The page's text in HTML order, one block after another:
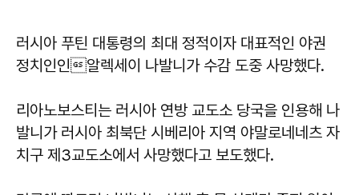
러시아 푸틴 대통령의 최대 정적이자 대표적인 야권
정치인인알렉세이 나발니가 수감 도중 사망했다.
리아노보스티는 러시아 연방 교도소 당국을 인용해 나
발니가 러시아 최북단 시베리아 지역 야말로네네츠 자
치구 제3교도소에서 사망했다고 보도했다.